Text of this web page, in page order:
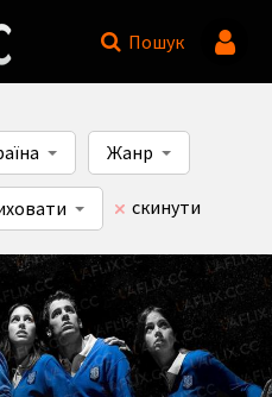
Пошук
Жанр
скинути